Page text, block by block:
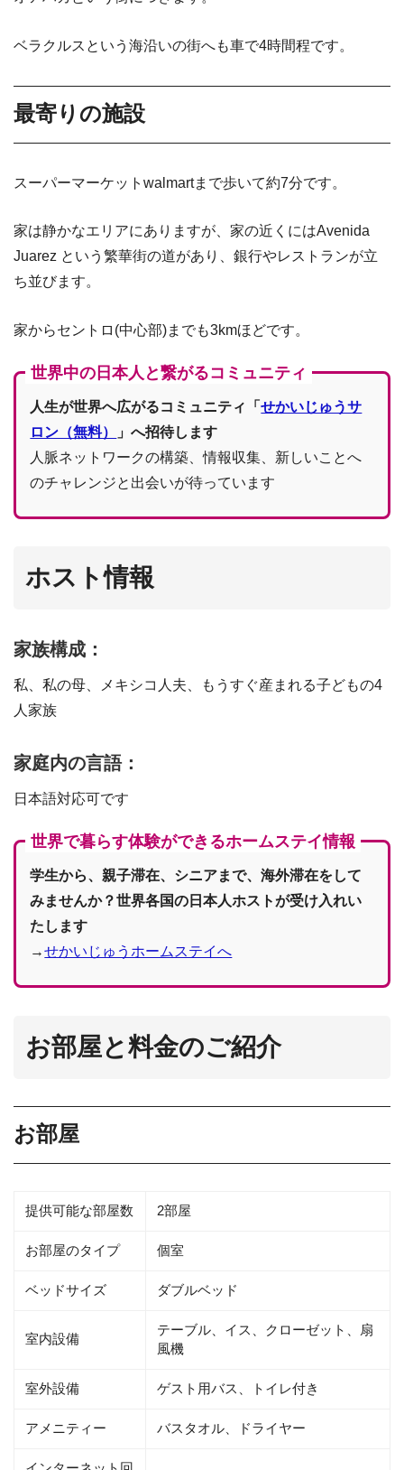
ベラクルスという海沿いの街へも車で4時間程です。
最寄りの施設
スーパーマーケットwalmartまで歩いて約7分です。
家は静かなエリアにありますが、家の近くにはAvenida
Juarez という繁華街の道があり、銀行やレストランが立
ち並びます。
家からセントロ(中心部)までも3kmほどです。
世界中の日本人と繋がるコミュニティ
人生が世界へ広がるコミュニティ「せかいじゅうサ
ロン（無料）
」へ招待します
人脈ネットワークの構築、情報収集、新しいことへ
のチャレンジと出会いが待っています
ホスト情報
家族構成：
私、私の母、メキシコ人夫、もうすぐ産まれる子どもの4
人家族
家庭内の言語：
日本語対応可です
世界で暮らす体験ができるホームステイ情報
学生から、親子滞在、シニアまで、海外滞在をして
みませんか？世界各国の日本人ホストが受け入れい
たします
→せかいじゅうホームステイへ
お部屋と料金のご紹介
お部屋
提供可能な部屋数 2部屋
お部屋のタイプ 個室
ベッドサイズ ダブルベッド
室内設備
テーブル、イス、クローゼット、扇
風機
室外設備 ゲスト用バス、トイレ付き
アメニティー バスタオル、ドライヤー